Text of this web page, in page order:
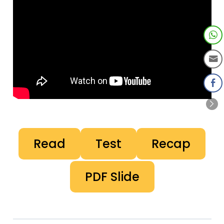
Read Test
Recap
PDF Slide